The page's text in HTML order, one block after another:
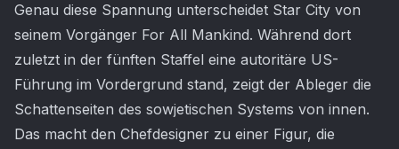
Genau diese Spannung unterscheidet Star City von
seinem Vorgänger For All Mankind. Während dort
zuletzt in der fünften Staffel eine autoritäre US-
Führung im Vordergrund stand, zeigt der Ableger die
Schattenseiten des sowjetischen Systems von innen.
Das macht den Chefdesigner zu einer Figur, die